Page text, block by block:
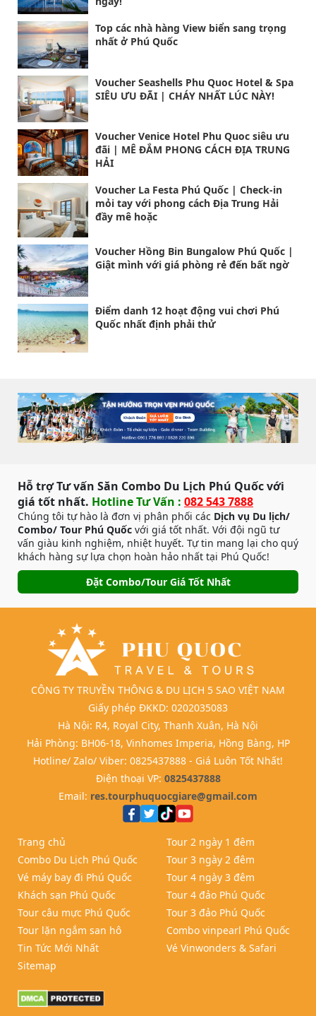
Top các nhà hàng View biển sang trọng
nhất ở Phú Quốc
Voucher Seashells Phu Quoc Hotel & Spa
SIÊU ƯU ĐÃI | CHÁY NHẤT LÚC NÀY!
Voucher Venice Hotel Phu Quoc siêu ưu
đãi | MÊ ĐẮM PHONG CÁCH ĐỊA TRUNG
HẢI
Voucher La Festa Phú Quốc | Check-in
mỏi tay với phong cách Địa Trung Hải
đầy mê hoặc
Voucher Hồng Bin Bungalow Phú Quốc |
Giật mình với giá phòng rẻ đến bất ngờ
Điểm danh 12 hoạt động vui chơi Phú
Quốc nhất định phải thử
Hỗ trợ Tư vấn Săn Combo Du Lịch Phú Quốc với
giá tốt nhất. Hotline Tư Vấn : 082 543 7888
Chúng tôi tự hào là đơn vị phân phối các Dịch vụ Du lịch/
Combo/ Tour Phú Quốc với giá tốt nhất. Với đội ngũ tư
vấn giàu kinh nghiệm, nhiệt huyết. Tự tin mang lại cho quý
khách hàng sự lựa chọn hoàn hảo nhất tại Phú Quốc!
Đặt Combo/Tour Giá Tốt Nhất
CÔNG TY TRUYỀN THÔNG & DU LỊCH 5 SAO VIỆT NAM
Giấy phép ĐKKD: 0202035083
Hà Nội: R4, Royal City, Thanh Xuân, Hà Nội
Hải Phòng: BH06-18, Vinhomes Imperia, Hồng Bàng, HP
Hotline/ Zalo/ Viber: 0825437888 - Giá Luôn Tốt Nhất!
Điện thoại VP: 0825437888
Email: res.tourphuquocgiare@gmail.com
Trang chủ
Combo Du Lịch Phú Quốc
Vé máy bay đi Phú Quốc
Khách sạn Phú Quốc
Tour câu mực Phú Quốc
Tour lặn ngắm san hô
Tin Tức Mới Nhất
Sitemap
Tour 2 ngày 1 đêm
Tour 3 ngày 2 đêm
Tour 4 ngày 3 đêm
Tour 4 đảo Phú Quốc
Tour 3 đảo Phú Quốc
Combo vinpearl Phú Quốc
Vé Vinwonders & Safari